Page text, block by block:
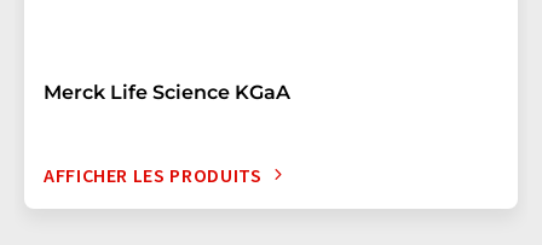
Merck Life Science KGaA
AFFICHER LES PRODUITS